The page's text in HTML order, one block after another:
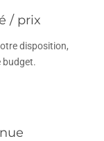
/ prix
disposition,
budget.